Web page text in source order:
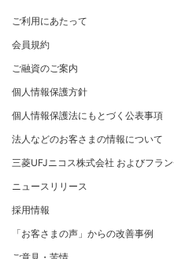
プラチナ会員さま専用の
Special Service
大規模企業のお客さまだ
法人向けポータルサイト
個人情報のお取り扱いに関
[EC加盟店さまへ] 情報漏
[EC加盟店さまへ] 不正ロ
ト）
セキュリティサービス
よくあるご質問
事業者・加盟店のお客さま
法人向けポータルサイト
コンプライアンス
コーポレートガバナンスに
情報セキュリティの取り組
リスク管理
マネー・ローンダリング
関する取り組み
個人情報保護方針
クレジットポリシー
金融商品販売などの勧誘方
お客さま応対における当社
サステナビリティへの取り組み
サステナビリティへの取り
SDGsの達成に向けて
復興支援活動
お客さまに寄り添う
従業員とともに
MUFGグループ/サステナ
ニュースリリース
お問い合わせ
重要なお知らせ
ご利用にあたって
会員規約
ご融資のご案内
個人情報保護方針
個人情報保護法にもとづく公表事項
法人などのお客さまの情報について
三菱UFJニコス株式会社 およびフラ
ニュースリリース
採用情報
「お客さまの声」からの改善事例